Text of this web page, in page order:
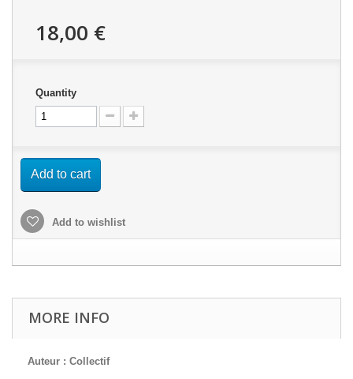
18,00 €
Quantity
Add to cart
Add to wishlist
MORE INFO
Auteur : Collectif